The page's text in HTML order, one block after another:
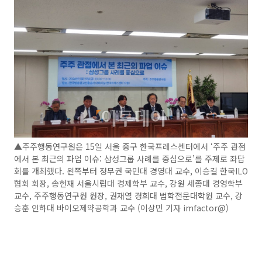
▲주주행동연구원은 15일 서울 중구 한국프레스센터에서 ‘주주 관점
에서 본 최근의 파업 이슈: 삼성그룹 사례를 중심으로’를 주제로 좌담
회를 개최했다. 왼쪽부터 정무권 국민대 경영대 교수, 이승길 한국ILO
협회 회장, 송헌재 서울시립대 경제학부 교수, 강원 세종대 경영학부
교수, 주주행동연구원 원장, 권재열 경희대 법학전문대학원 교수, 강
승훈 인하대 바이오제약공학과 교수 (이상민 기자 imfactor@)